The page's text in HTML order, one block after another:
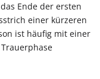
Ende der ersten
einer kürzeren
ist häufig mit einer